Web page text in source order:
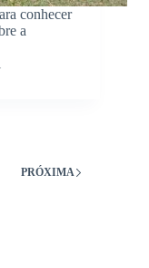
conhecer
a
PRÓXIMA